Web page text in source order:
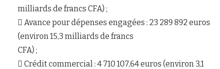
milliards de francs CFA) ;
 Avance pour dépenses engagées : 23 289 892 euros
(environ 15,3 milliards de francs
CFA) ;
 Crédit commercial : 4 710 107,64 euros (environ 3,1